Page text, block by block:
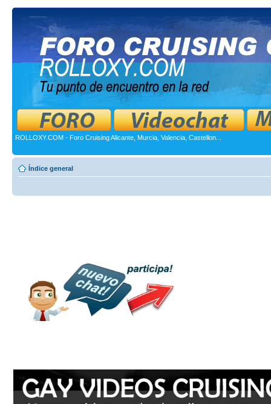
ROLLOXY.COM - Foro Cruising Alicante, Murcia, Valencia, Castellon...
Índice general